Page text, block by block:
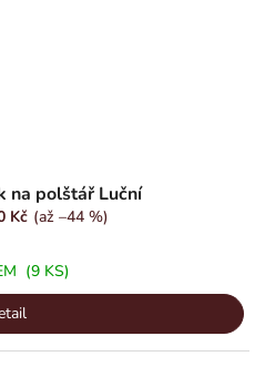
na polštář Luční
Kč (až –44 %)
(9 KS)